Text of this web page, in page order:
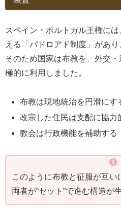
スペイン・ポルトガル王権に
える「パドロアド制度」があり
そのため国家は布教を、外交
極的に利用しました。
布教は現地統治を円滑にす
改宗した住民は支配に協力
教会は行政機能を補助する
このように布教と征服が互い
両者が“セット”で進む構造が